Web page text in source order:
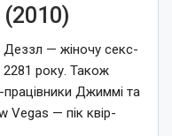
Деззл — жіночу секс-
року. Також
працівники Джиммі та
Vegas — пік квір-